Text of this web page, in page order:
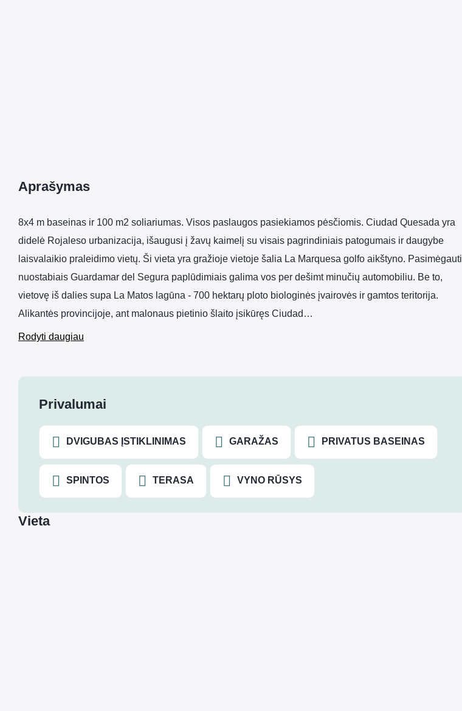
Aprašymas
8x4 m baseinas ir 100 m2 soliariumas. Visos paslaugos pasiekiamos pėsčiomis. Ciudad Quesada yra
didelė Rojaleso urbanizacija, išaugusi į žavų kaimelį su visais pagrindiniais patogumais ir daugybe
laisvalaikio praleidimo vietų. Ši vieta yra gražioje vietoje šalia La Marquesa golfo aikštyno. Pasimėgauti
nuostabiais Guardamar del Segura paplūdimiais galima vos per dešimt minučių automobiliu. Be to,
vietovę iš dalies supa La Matos lagūna - 700 hektarų ploto biologinės įvairovės ir gamtos teritorija.
Alikantės provincijoje, ant malonaus pietinio šlaito įsikūręs Ciudad…
Rodyti daugiau
Privalumai
DVIGUBAS ĮSTIKLINIMAS GARAŽAS PRIVATUS BASEINAS
SPINTOS TERASA VYNO RŪSYS
Vieta